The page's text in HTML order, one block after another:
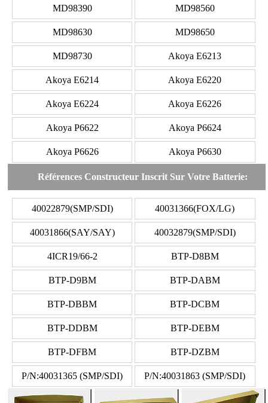
MD98390 MD98560
MD98630 MD98650
MD98730 Akoya E6213
Akoya E6214 Akoya E6220
Akoya E6224 Akoya E6226
Akoya P6622 Akoya P6624
Akoya P6626 Akoya P6630
Références Constructeur Inscrit Sur Votre Batterie:
40022879(SMP/SDI) 40031366(FOX/LG)
40031866(SAY/SAY) 40032879(SMP/SDI)
4ICR19/66-2 BTP-D8BM
BTP-D9BM BTP-DABM
BTP-DBBM BTP-DCBM
BTP-DDBM BTP-DEBM
BTP-DFBM BTP-DZBM
P/N:40031365 (SMP/SDI) P/N:40031863 (SMP/SDI)